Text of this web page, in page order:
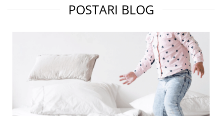
POSTARI BLOG